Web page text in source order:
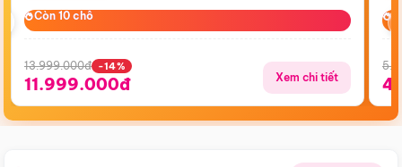
Còn 10 chỗ
Còn 10 chỗ
13.999.000đ -14%
11.999.000đ Xem chi tiết